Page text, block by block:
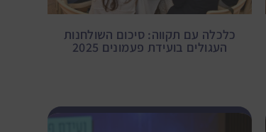
כלכלה עם תקווה: סיכום השולחנות
העגולים בועידת פעמונים 2025